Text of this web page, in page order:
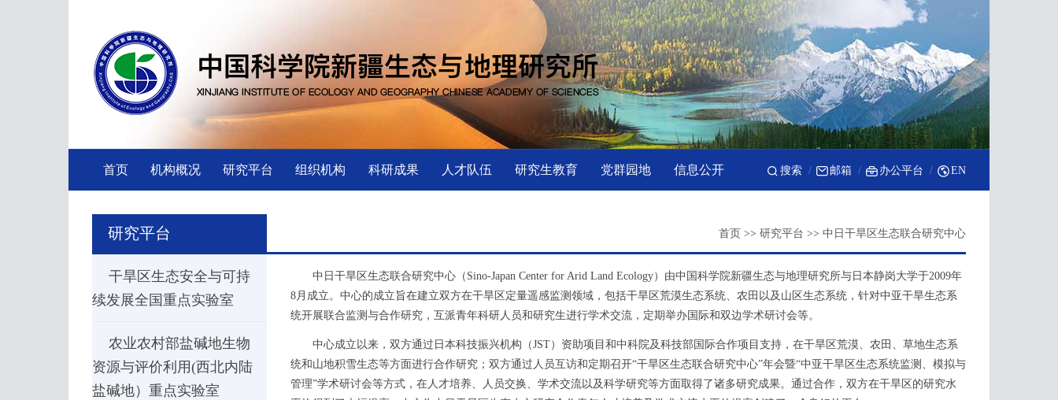
首页 机构概况 研究平台 组织机构 科研成果 人才队伍 研究生教育 党群园地 信息公开 搜索 邮箱 办公平台 EN
研究平台 首页 >> 研究平台 >> 中日干旱区生态联合研究中心
干旱区生态安全与可持
续发展全国重点实验室
农业农村部盐碱地生物
资源与评价利用(西北内陆
盐碱地）重点实验室
中日干旱区生态联合研究中心（Sino-Japan Center for Arid Land Ecology）由中国科学院新疆生态与地理研究所与日本静岗大学于2009年
8月成立。中心的成立旨在建立双方在干旱区定量遥感监测领域，包括干旱区荒漠生态系统、农田以及山区生态系统，针对中亚干旱生态系
统开展联合监测与合作研究，互派青年科研人员和研究生进行学术交流，定期举办国际和双边学术研讨会等。
中心成立以来，双方通过日本科技振兴机构（JST）资助项目和中科院及科技部国际合作项目支持，在干旱区荒漠、农田、草地生态系
统和山地积雪生态等方面进行合作研究；双方通过人员互访和定期召开“干旱区生态联合研究中心”年会暨“中亚干旱区生态系统监测、模拟与
管理”学术研讨会等方式，在人才培养、人员交换、学术交流以及科学研究等方面取得了诸多研究成果。通过合作，双方在干旱区的研究水